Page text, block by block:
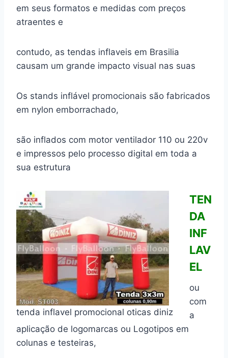
em seus formatos e medidas com preços
atraentes e
contudo, as tendas inflaveis em Brasilia
causam um grande impacto visual nas suas
Os stands inflável promocionais são fabricados
em nylon emborrachado,
são inflados com motor ventilador 110 ou 220v
e impressos pelo processo digital em toda a
sua estrutura
tenda inflavel promocional oticas diniz
TEN
DA
INF
LAV
EL
ou
com
a
aplicação de logomarcas ou Logotipos em
colunas e testeiras,